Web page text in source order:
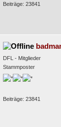
Beiträge: 23841
DFL - Mitglieder
Stammposter
Beiträge: 23841